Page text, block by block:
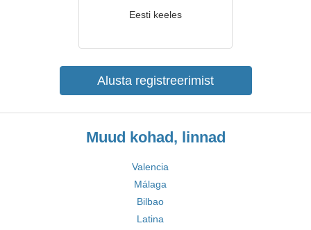
Eesti keeles
Alusta registreerimist
Muud kohad, linnad
Valencia
Málaga
Bilbao
Latina